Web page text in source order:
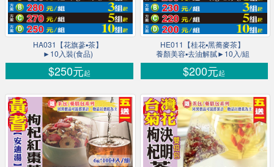
HA031【花旗蔘▪茶】
►10入裝(食品)
$250元起
HE011【桂花▪黑蕎麥茶】
養顏美容▪去油解膩►10入/組
$200元起